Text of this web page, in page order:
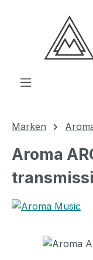
Zum Hauptinhalt
Marken
Aroma
Bildergalerie